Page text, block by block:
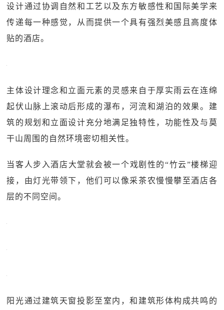
设计通过协调自然和工艺以及东方敏感性和国际美学来
传递每一种感觉，从而提供一个具有强烈美感且高度体
贴的酒店。
主体设计理念和立面元素的灵感来自于厚实雨云在连绵
起伏山脉上滚动后形成的瀑布，河流和湖泊的效果。建
筑的规划和立面设计充分地满足独特性，功能性及与莫
干山周围的自然环境密切相关性。
当客人步入酒店大堂就会被一个戏剧性的“竹云”楼梯迎
接，由灯光带领下，他们可以像采茶农慢慢攀至酒店各
层的不同空间。
阳光通过建筑天窗投影至室内，和建筑形体构成共鸣的